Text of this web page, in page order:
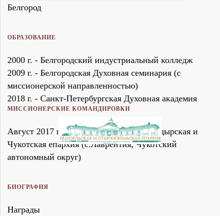
Белгород
ОБРАЗОВАНИЕ
2000 г. - Белгородский индустриальный колледж
2009 г. - Белгородская Духовная семинария (с
миссионерской направленностью)
2018 г. - Санкт-Петербургская Духовная академия
МИССИОНЕРСКИЕ КОМАНДИРОВКИ
Август 2017 г. по Февраль 2018 г. – Анадырская и
Чукотская епархия (с.Лаврентия, Чукотский
автономный округ)
БИОГРАФИЯ
Награды